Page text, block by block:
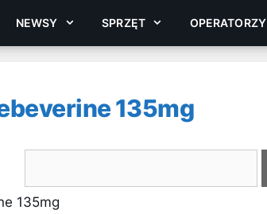
NEWSY SPRZĘT OPERATORZY
135mg
135mg